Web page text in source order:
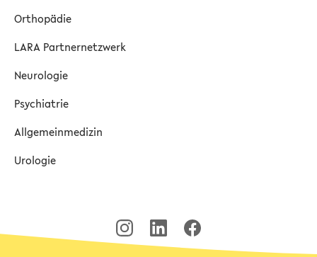
Orthopädie
LARA Partnernetzwerk
Neurologie
Psychiatrie
Allgemeinmedizin
Urologie